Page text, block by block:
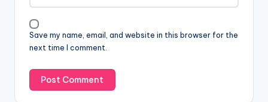
Save my name, email, and website in this browser for the
next time I comment.